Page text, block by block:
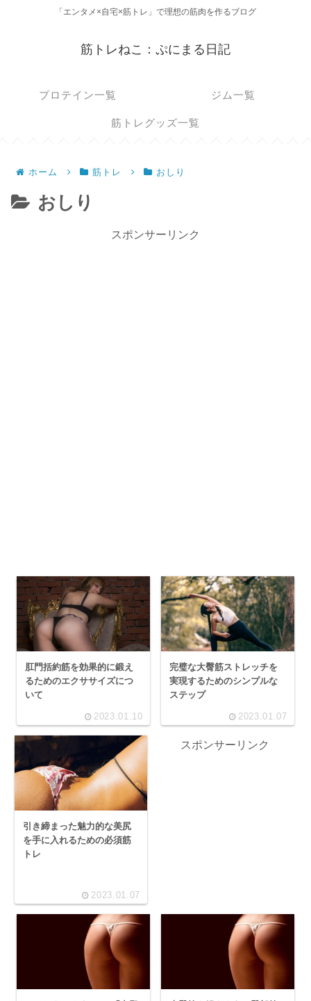
「エンタメ×自宅×筋トレ」で理想の筋肉を作るブログ
筋トレねこ：ぷにまる日記
プロテイン一覧 ジム一覧
筋トレグッズ一覧
ホーム 筋トレ おしり
おしり
スポンサーリンク
肛門括約筋を効果的に鍛え
るためのエクササイズにつ
いて
2023.01.10
完璧な大臀筋ストレッチを
実現するためのシンプルな
ステップ
2023.01.07
引き締まった魅力的な美尻
を手に入れるための必須筋
トレ
2023.01.07
スポンサーリンク